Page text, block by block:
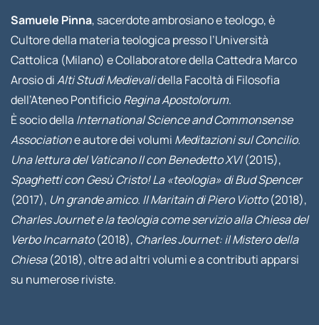
Samuele Pinna, sacerdote ambrosiano e teologo, è
Cultore della materia teologica presso l’Università
Cattolica (Milano) e Collaboratore della Cattedra Marco
Arosio diAlti Studi Medievalidella Facoltà di Filosofia
dell’Ateneo PontificioRegina Apostolorum.
È socio della International Science and Commonsense
Associatione autore dei volumi Meditazioni sul Concilio.
Una lettura del Vaticano II con Benedetto XVI(2015),
Spaghetti con Gesù Cristo! La «teologia» di Bud Spencer
(2017), Un grande amico. Il Maritain di Piero Viotto(2018),
Charles Journet e la teologia come servizio alla Chiesa del
Verbo Incarnato(2018), Charles Journet: il Mistero della
Chiesa(2018), oltre ad altri volumi e a contributi apparsi
su numerose riviste.